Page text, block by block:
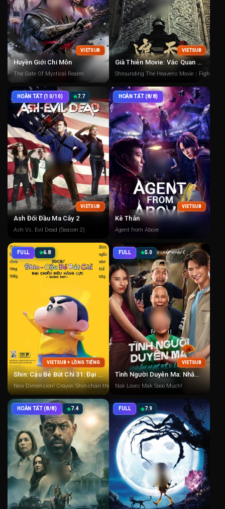
VIETSUB
Huyền Giới Chi Môn
The Gate Of Mystical Realm
VIETSUB
Già Thiên Movie: Vác Quan Tài Chiến Vương Đằng
Shrounding The Heavens Movie：Fighting
HOÀN TẤT (10/10) 7.7
VIETSUB
Ash Đối Đầu Ma Cây 2
Ash Vs. Evil Dead (Season 2)
HOÀN TẤT (8/8)
VIETSUB
Kê Thân
Agent from Above
FULL 6.8
VIETSUB + LỒNG TIẾNG
Shin: Cậu Bé Bút Chì 31: Đại Chiến Siêu Năng Lực ~ Sushi Bay ~
New Dimension! Crayon Shin-chan the Movie: Battle of Supernatural Powers
FULL 5.0
VIETSUB
Tình Người Duyên Ma: Nhắm Mak Yêu Luôn
Nak Loves Mak Sooo Much!
HOÀN TẤT (8/8) 7.4 FULL 7.9